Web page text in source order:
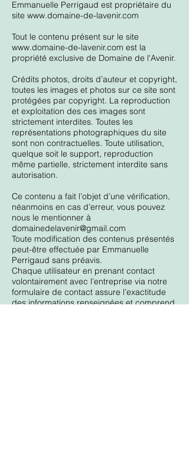
Emmanuelle Perrigaud est propriétaire du
site www.domaine-de-lavenir.com
Tout le contenu présent sur le site
www.domaine-de-lavenir.com est la
propriété exclusive de Domaine de l'Avenir.
Crédits photos, droits d’auteur et copyright,
toutes les images et photos sur ce site sont
protégées par copyright. La reproduction
et exploitation des ces images sont
strictement interdites. Toutes les
représentations photographiques du site
sont non contractuelles. Toute utilisation,
quelque soit le support, reproduction
même partielle, strictement interdite sans
autorisation.
Ce contenu a fait l’objet d’une vérification,
néanmoins en cas d’erreur, vous pouvez
nous le mentionner à
domainedelavenir@gmail.com
Toute modification des contenus présentés
peut-être effectuée par Emmanuelle
Perrigaud sans préavis.
Chaque utilisateur en prenant contact
volontairement avec l’entreprise via notre
formulaire de contact assure l’exactitude
des informations renseignées et comprend